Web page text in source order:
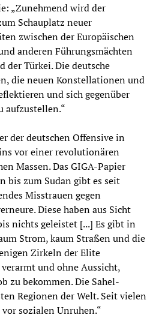
„Zunehmend wird der
Schauplatz neuer
zwischen der Europäischen
anderen Führungsmächten
Türkei. Die deutsche
die neuen Konstellationen und
und sich gegenüber
aufzustellen.“
der deutschen Offensive in
vor einer revolutionären
Massen. Das GIGA-Papier
bis zum Sudan gibt es seit
Misstrauen gegen
Diese haben aus Sicht
nichts geleistet [...] Es gibt in
Strom, kaum Straßen und die
Zirkeln der Elite
und ohne Aussicht,
zu bekommen. Die Sahel-
Regionen der Welt. Seit vielen
sozialen Unruhen.“